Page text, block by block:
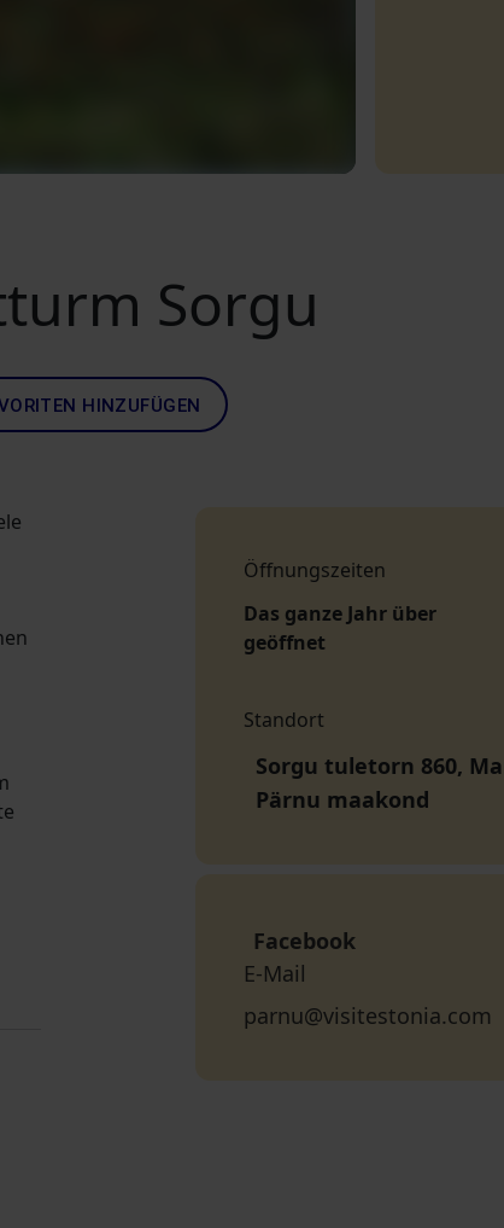
Sorgu
HINZUFÜGEN
Öffnungszeiten
Das ganze Jahr über
geöffnet
Standort
Sorgu tuletorn 860,
Pärnu maakond
Facebook
E-Mail
parnu@visitestonia.com